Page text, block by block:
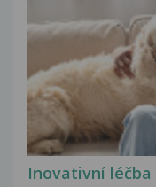
Inovativní